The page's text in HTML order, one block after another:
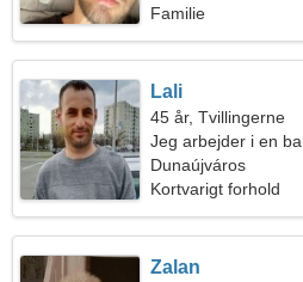
Familie
Lali
45 år, Tvillingerne
Jeg arbejder i en
elegant kvinde
Dunaújváros
Kortvarigt forhold
Zalan